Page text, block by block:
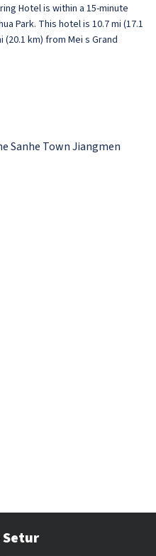
Hotel is within a 15-minute
Park. This hotel is 10.7 mi (17.1
km) from Mei s Grand
Sanhe Town Jiangmen